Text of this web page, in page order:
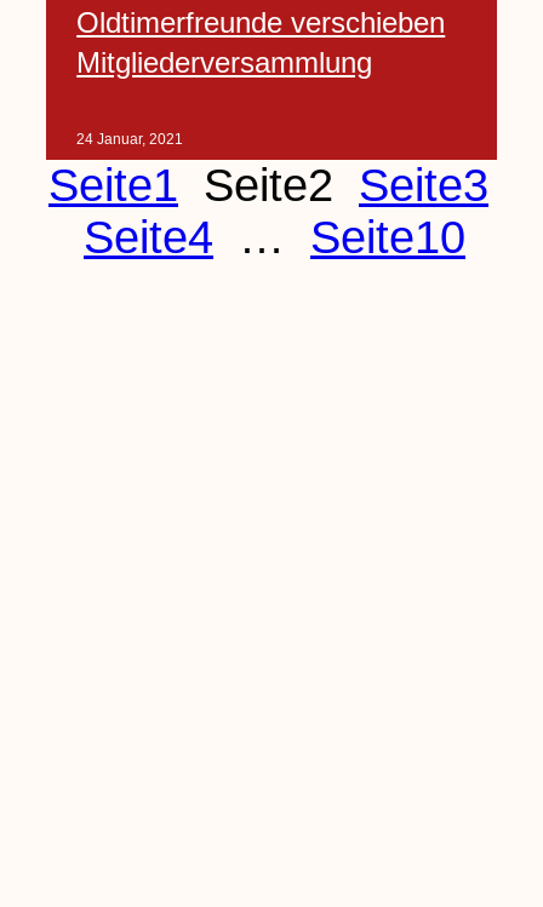
Oldtimerfreunde verschieben
Mitgliederversammlung
24 Januar, 2021
Seite1 Seite2 Seite3
Seite4 … Seite10